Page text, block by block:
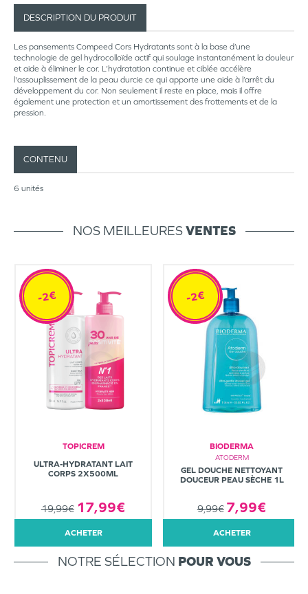
DESCRIPTION DU PRODUIT
Les pansements Compeed Cors Hydratants sont à la base d’une
technologie de gel hydrocolloïde actif qui soulage instantanément la douleur
et aide à éliminer le cor. L’hydratation continue et ciblée accélère
l'assouplissement de la peau durcie ce qui apporte une aide à l’arrêt du
développement du cor. Non seulement il reste en place, mais il offre
également une protection et un amortissement des frottements et de la
pression.
CONTENU
6 unités
NOS MEILLEURESVENTES
TOPICREM
ULTRA-HYDRATANT LAIT
CORPS 2X500ML
19,99€ 17,99€
-2€
ACHETER
BIODERMA
ATODERM
GEL DOUCHE NETTOYANT
DOUCEUR PEAU SÈCHE 1L
9,99€ 7,99€
-2€
ACHETER
NOTRE SÉLECTION POUR VOUS